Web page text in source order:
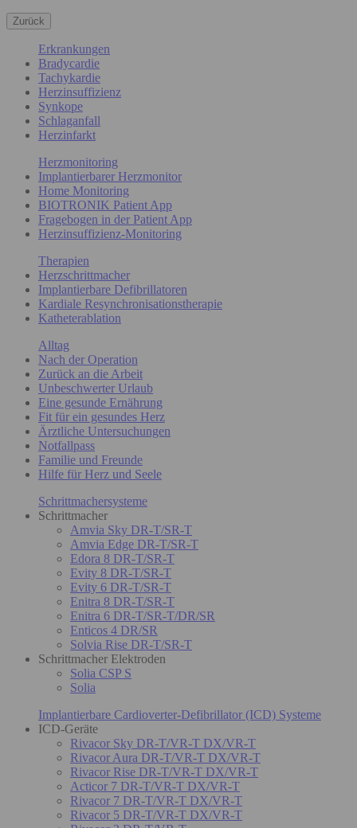
Zurück
Erkrankungen
Bradycardie
Tachykardie
Herzinsuffizienz
Synkope
Schlaganfall
Herzinfarkt
Herzmonitoring
Implantierbarer Herzmonitor
Home Monitoring
BIOTRONIK Patient App
Fragebogen in der Patient App
Herzinsuffizienz-Monitoring
Therapien
Herzschrittmacher
Implantierbare Defibrillatoren
Kardiale Resynchronisationstherapie
Katheterablation
Alltag
Nach der Operation
Zurück an die Arbeit
Unbeschwerter Urlaub
Eine gesunde Ernährung
Fit für ein gesundes Herz
Ärztliche Untersuchungen
Notfallpass
Familie und Freunde
Hilfe für Herz und Seele
Schrittmachersysteme
Schrittmacher
Amvia Sky DR-T/SR-T
Amvia Edge DR-T/SR-T
Edora 8 DR-T/SR-T
Evity 8 DR-T/SR-T
Evity 6 DR-T/SR-T
Enitra 8 DR-T/SR-T
Enitra 6 DR-T/SR-T/DR/SR
Enticos 4 DR/SR
Solvia Rise DR-T/SR-T
Schrittmacher Elektroden
Solia CSP S
Solia
Implantierbare Cardioverter-Defibrillator (ICD) Systeme
ICD-Geräte
Rivacor Sky DR-T/VR-T DX/VR-T
Rivacor Aura DR-T/VR-T DX/VR-T
Rivacor Rise DR-T/VR-T DX/VR-T
Acticor 7 DR-T/VR-T DX/VR-T
Rivacor 7 DR-T/VR-T DX/VR-T
Rivacor 5 DR-T/VR-T DX/VR-T